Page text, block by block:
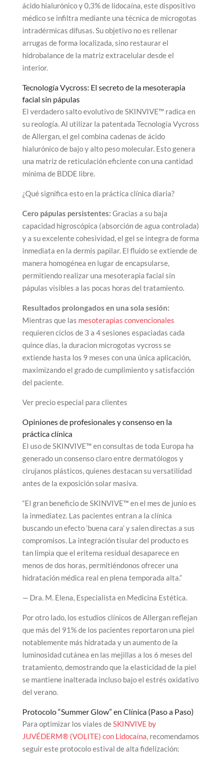
ácido hialurónico y 0,3% de lidocaína, este dispositivo
médico se infiltra mediante una técnica de microgotas
intradérmicas difusas. Su objetivo no es rellenar
arrugas de forma localizada, sino restaurar el
hidrobalance de la matriz extracelular desde el
interior.
Tecnología Vycross: El secreto de la mesoterapia
facial sin pápulas
El verdadero salto evolutivo de SKINVIVE™ radica en
su reología. Al utilizar la patentada Tecnología Vycross
de Allergan, el gel combina cadenas de ácido
hialurónico de bajo y alto peso molecular. Esto genera
una matriz de reticulación eficiente con una cantidad
mínima de BDDE libre.
¿Qué significa esto en la práctica clínica diaria?
Cero pápulas persistentes: Gracias a su baja
capacidad higroscópica (absorción de agua controlada)
y a su excelente cohesividad, el gel se integra de forma
inmediata en la dermis papilar. El fluido se extiende de
manera homogénea en lugar de encapsularse,
permitiendo realizar una mesoterapia facial sin
pápulas visibles a las pocas horas del tratamiento.
Resultados prolongados en una sola sesión:
Mientras que las mesoterapias convencionales
requieren ciclos de 3 a 4 sesiones espaciadas cada
quince días, la duracion microgotas vycross se
extiende hasta los 9 meses con una única aplicación,
maximizando el grado de cumplimiento y satisfacción
del paciente.
Ver precio especial para clientes
Opiniones de profesionales y consenso en la
práctica clínica
El uso de SKINVIVE™ en consultas de toda Europa ha
generado un consenso claro entre dermatólogos y
cirujanos plásticos, quienes destacan su versatilidad
antes de la exposición solar masiva.
“El gran beneficio de SKINVIVE™ en el mes de junio es
la inmediatez. Las pacientes entran a la clínica
buscando un efecto ‘buena cara’ y salen directas a sus
compromisos. La integración tisular del producto es
tan limpia que el eritema residual desaparece en
menos de dos horas, permitiéndonos ofrecer una
hidratación médica real en plena temporada alta.”
— Dra. M. Elena, Especialista en Medicina Estética.
Por otro lado, los estudios clínicos de Allergan reflejan
que más del 91% de los pacientes reportaron una piel
notablemente más hidratada y un aumento de la
luminosidad cutánea en las mejillas a los 6 meses del
tratamiento, demostrando que la elasticidad de la piel
se mantiene inalterada incluso bajo el estrés oxidativo
del verano.
Protocolo “Summer Glow” en Clínica (Paso a Paso)
Para optimizar los viales de SKINVIVE by
JUVÉDERM® (VOLITE) con Lidocaína , recomendamos
seguir este protocolo estival de alta fidelización: